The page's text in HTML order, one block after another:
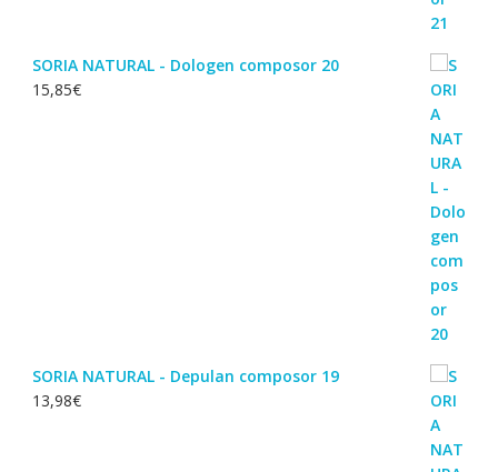
SORIA NATURAL - Dologen composor 20
15,85€
SORIA NATURAL - Depulan composor 19
13,98€